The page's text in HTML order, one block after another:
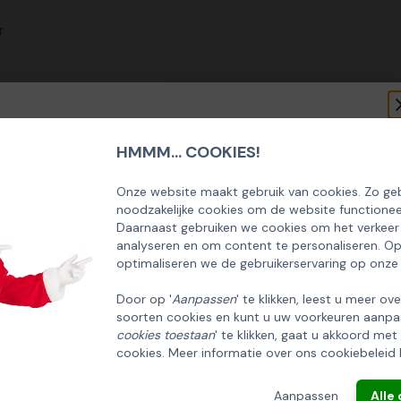
HMMM... COOKIES!
Onze website maakt gebruik van cookies. Zo
noodzakelijke cookies om de website
Daarnaast gebruiken we cookies om het
analyseren en om content te personaliseren.
optimaliseren we de gebruikerservaring op
Door op 'Aanpassen' te klikken, leest u meer
soorten cookies en kunt u uw voorkeuren
cookies toestaan' te klikken, gaat u akkoord
cookies. Meer informatie over ons
Aanpassen Alle
EN ONTVANG 5% KORTING OP DE
HUISCOLLECTIE KERSTPAKKETTEN
Email
INSCHRIJVEN!